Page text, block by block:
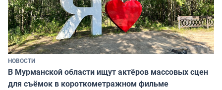
НОВОСТИ
В Мурманской области ищут актёров массовых сцен
для съёмок в короткометражном фильме